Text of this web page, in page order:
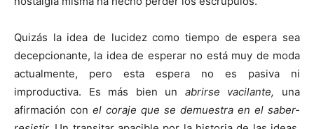
Quizás la idea de lucidez como tiempo de espera sea
decepcionante, la idea de esperar no está muy de moda
actualmente, pero esta espera no es pasiva ni
improductiva. Es más bien un abrirse vacilante, una
afirmación con el coraje que se demuestra en el saber-